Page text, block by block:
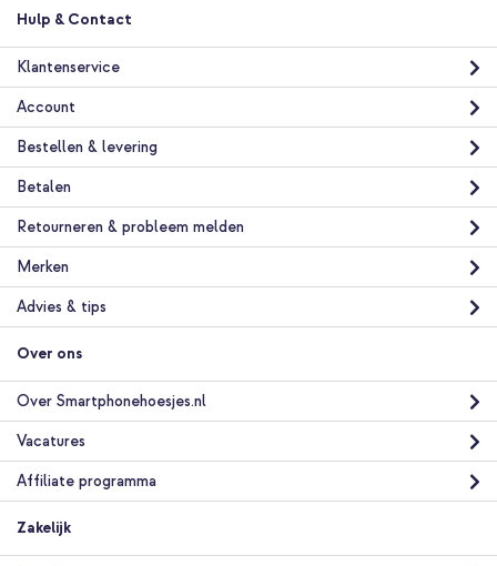
Hulp & Contact
Klantenservice
Account
Bestellen & levering
Betalen
Retourneren & probleem melden
Merken
Advies & tips
Over ons
Over Smartphonehoesjes.nl
Vacatures
Affiliate programma
Zakelijk